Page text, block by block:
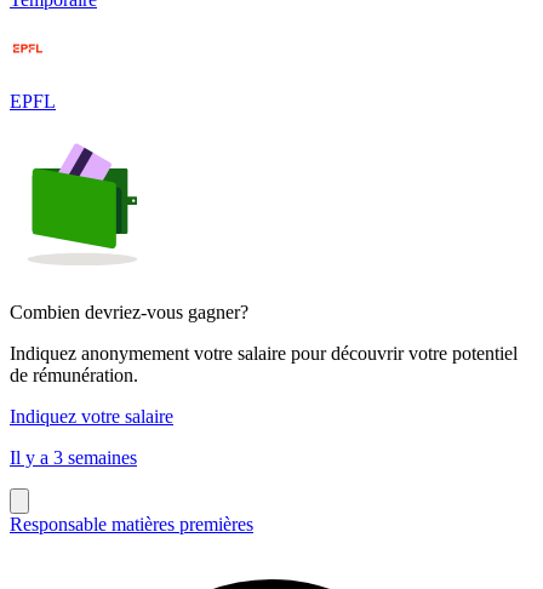
EPFL
Combien devriez-vous gagner?
Indiquez anonymement votre salaire pour découvrir votre potentiel
de rémunération.
Indiquez votre salaire
Il y a 3 semaines
Responsable matières premières